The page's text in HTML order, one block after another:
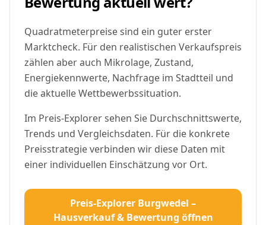
Quadratmeterpreise sind ein guter erster
Marktcheck. Für den realistischen Verkaufspreis
zählen aber auch Mikrolage, Zustand,
Energiekennwerte, Nachfrage im Stadtteil und
die aktuelle Wettbewerbssituation.
Im Preis-Explorer sehen Sie Durchschnittswerte,
Trends und Vergleichsdaten. Für die konkrete
Preisstrategie verbinden wir diese Daten mit
einer individuellen Einschätzung vor Ort.
Preis-Explorer Burgwedel –
Hausverkauf & Bewertung öffnen